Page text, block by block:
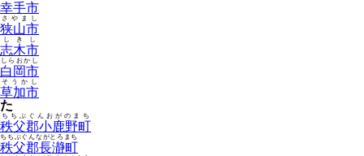
幸手市
狭山市
さやまし
志木市
しきし
白岡市
しらおかし
草加市
そうかし
た
秩父郡小鹿野町
ちちぶぐんおがのまち
秩父郡長瀞町
ちちぶぐんながとろまち